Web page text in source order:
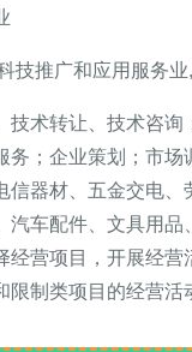
技推广和应用服务
技术转让、技术咨
务；企业策划；市
器材、五金交电
汽车配件、文具用
经营项目，开展经
制类项目的经营活